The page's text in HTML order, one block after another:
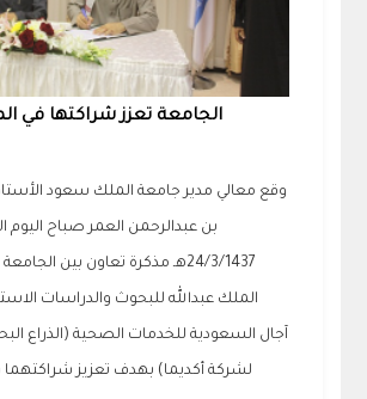
الجامعة تعزز شراكتها في
وقع معالي مدير جامعة الملك سعود الأستاذ
بن عبدالرحمن العمر صباح اليوم
24/3/1437هـ مذكرة تعاون بين
الملك عبدالله للبحوث والدراسات
آجال السعودية للخدمات الصحية (الذراع
لشركة أكديما) بهدف تعزيز شراكتهما